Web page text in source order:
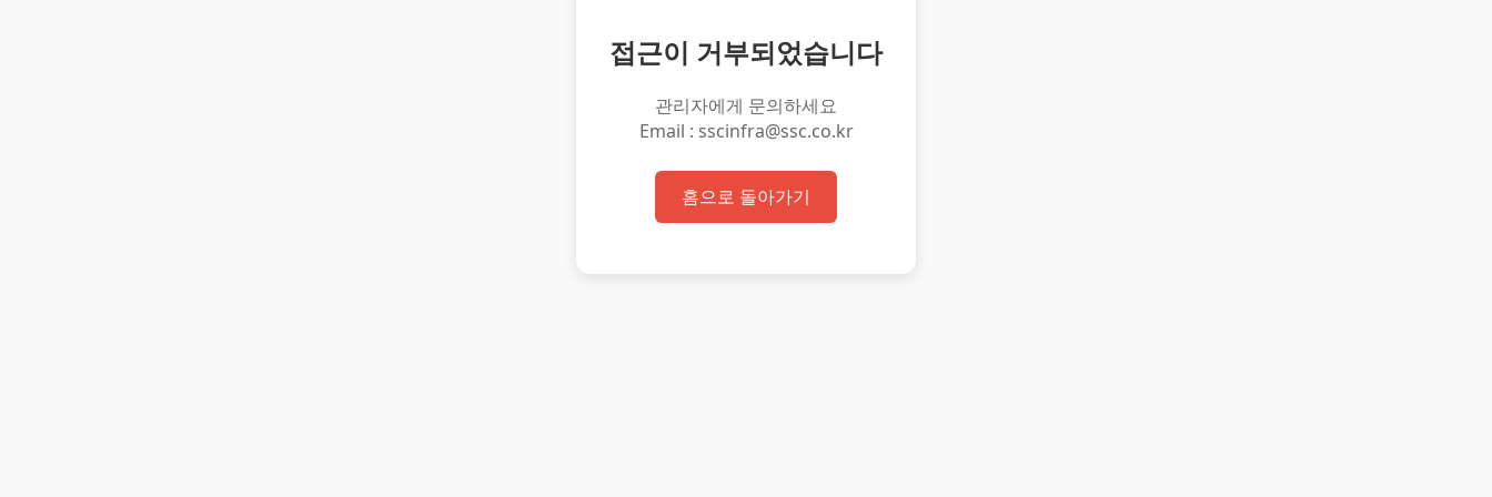
접근이 거부되었습니다
관리자에게 문의하세요
Email : sscinfra@ssc.co.kr
홈으로 돌아가기